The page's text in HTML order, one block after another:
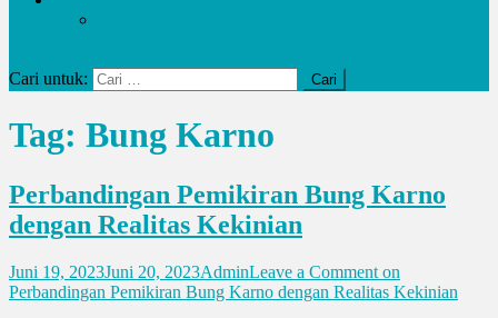
Cari untuk:
Tag: Bung Karno
Perbandingan Pemikiran Bung Karno
dengan Realitas Kekinian
Juni 19, 2023Juni 20, 2023AdminLeave a Comment on
Perbandingan Pemikiran Bung Karno dengan Realitas Kekinian